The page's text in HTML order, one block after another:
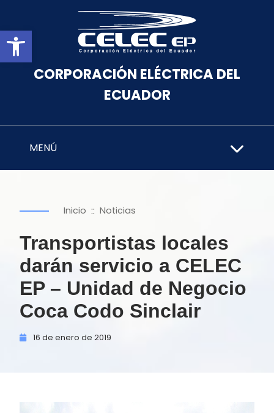
Abrir barra de herramientas
CORPORACIÓN ELÉCTRICA DEL
ECUADOR
MENÚ
Inicio :: Noticias
Transportistas locales
darán servicio a CELEC
EP – Unidad de Negocio
Coca Codo Sinclair
16 de enero de 2019